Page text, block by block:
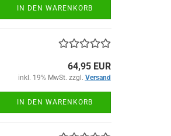
IN DEN WARENKORB
64,95 EUR
inkl. 19% MwSt. zzgl. Versand
IN DEN WARENKORB